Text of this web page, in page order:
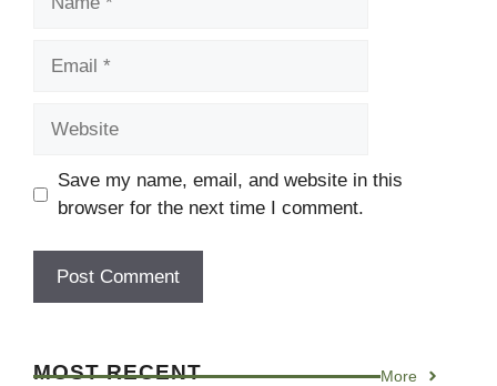
Save my name, email, and website in this
browser for the next time I comment.
MOST RECENT More